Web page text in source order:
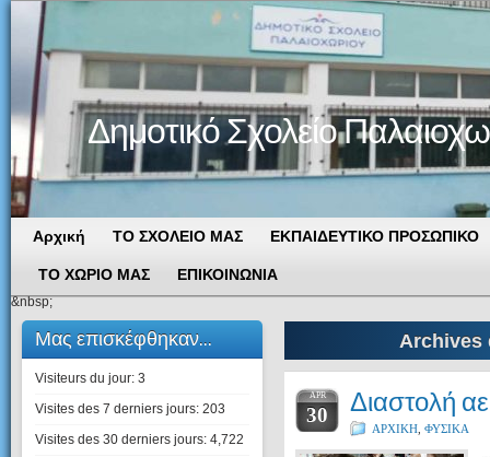
Δημοτικό Σχολείο
Αρχική ΤΟ ΣΧΟΛΕΙΟ ΜΑΣ ΕΚΠΑΙΔΕΥΤΙΚΟ ΠΡΟΣΩΠΙΚΟ
ΤΟ ΧΩΡΙΟ ΜΑΣ ΕΠΙΚΟΙΝΩΝΙΑ
&nbsp;
Μας επισκέφθηκαν...
Visiteurs du jour: 3
Visites des 7 derniers jours: 203
Visites des 30 derniers jours: 4,722
Archives
APR
30 Διαστολή
ΑΡΧΙΚΗ ΦΥΣΙΚΑ